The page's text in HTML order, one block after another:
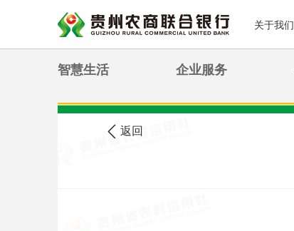
关于我们
智慧生活 企业服务
您现在的位置: 农信公告
返回